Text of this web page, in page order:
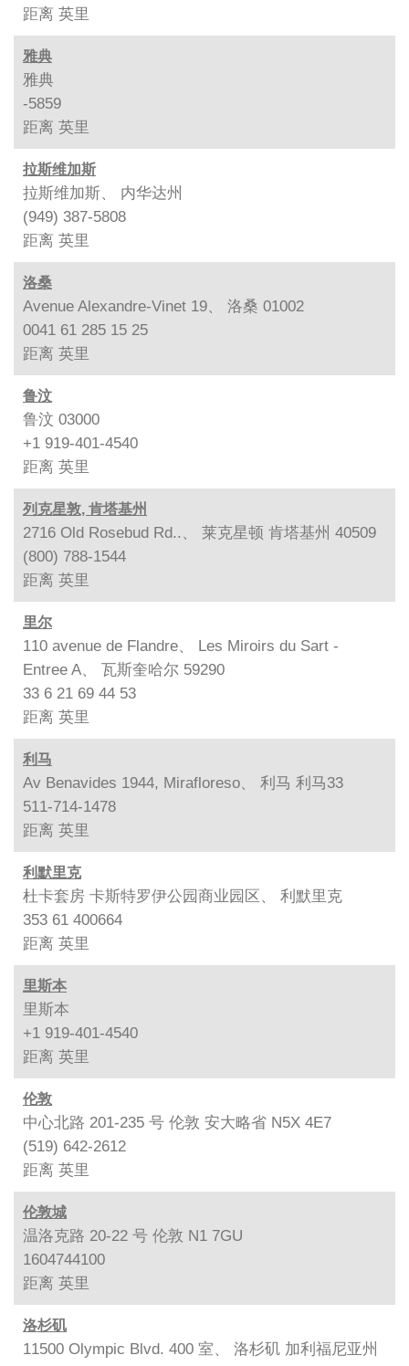
距离 英里
雅典
雅典
-5859
距离 英里
拉斯维加斯
拉斯维加斯、 内华达州
(949) 387-5808
距离 英里
洛桑
Avenue Alexandre-Vinet 19、 洛桑 01002
0041 61 285 15 25
距离 英里
鲁汶
鲁汶 03000
+1 919-401-4540
距离 英里
列克星敦, 肯塔基州
2716 Old Rosebud Rd..、 莱克星顿 肯塔基州 40509
(800) 788-1544
距离 英里
里尔
110 avenue de Flandre、 Les Miroirs du Sart -
Entree A、 瓦斯奎哈尔 59290
33 6 21 69 44 53
距离 英里
利马
Av Benavides 1944, Mirafloreso、 利马 利马33
511-714-1478
距离 英里
利默里克
杜卡套房 卡斯特罗伊公园商业园区、 利默里克
353 61 400664
距离 英里
里斯本
里斯本
+1 919-401-4540
距离 英里
伦敦
中心北路 201-235 号 伦敦 安大略省 N5X 4E7
(519) 642-2612
距离 英里
伦敦城
温洛克路 20-22 号 伦敦 N1 7GU
1604744100
距离 英里
洛杉矶
11500 Olympic Blvd. 400 室、 洛杉矶 加利福尼亚州